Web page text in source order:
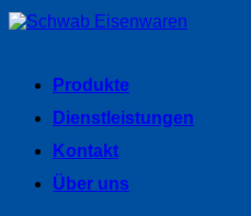
Produkte
Dienstleistungen
Kontakt
Über uns